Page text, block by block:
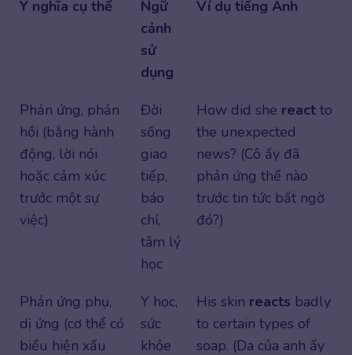
Ý nghĩa cụ thể
Ngữ
cảnh
sử
dụng
Ví dụ tiếng Anh
Phản ứng, phản
hồi (bằng hành
động, lời nói
hoặc cảm xúc
trước một sự
việc)
Đời
sống
giao
tiếp,
báo
chí,
tâm lý
học
How did she react to
the unexpected
news? (Cô ấy đã
phản ứng thế nào
trước tin tức bất ngờ
đó?)
Phản ứng phụ,
dị ứng (cơ thể có
biểu hiện xấu
Y học,
sức
khỏe
His skin reacts badly
to certain types of
soap. (Da của anh ấy